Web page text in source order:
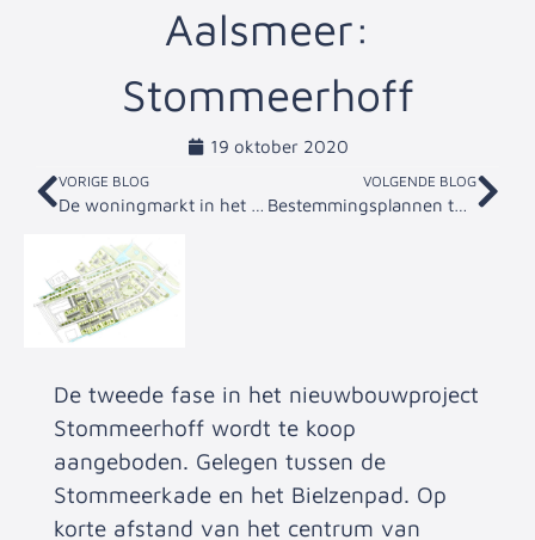
Aalsmeer:
Stommeerhoff
19 oktober 2020
VORIGE BLOG
De woningmarkt in het derde kwartaal. Hoe zit het in Aalsmeer en Kudelstaart?
VOLGENDE BLOG
Bestemmingsplannen ter inzage
De tweede fase in het nieuwbouwproject
Stommeerhoff wordt te koop
aangeboden. Gelegen tussen de
Stommeerkade en het Bielzenpad. Op
korte afstand van het centrum van